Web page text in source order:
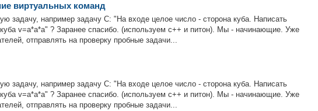
виртуальных команд
задачу, например задачу C: "На входе целое число - сторона куба. Написать
v=a*a*a" ? Заранее спасибо. (используем с++ и питон). Мы - начинающие. Уже
отправлять на проверку пробные задачи...
задачу, например задачу C: "На входе целое число - сторона куба. Написать
v=a*a*a" ? Заранее спасибо. (используем с++ и питон). Мы - начинающие. Уже
отправлять на проверку пробные задачи...